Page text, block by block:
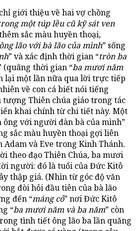
giới thiệu về hai vợ chồng
một túp lều cũ kỹ sát ven
sắc màu huyền thoại,
ông lão với bà lão của mình” sống
” và xác định thời gian “tròn ba
(quãng thời gian “ba mươi năm
lại một lần nữa qua lời trực tiếp
về con cá biết nói tiếng
Thiên chúa giáo trong tác
khai chính từ chi tiết này. Một
với người đàn bà của mình”
sắc màu huyền thoại gợi liên
và Eve trong Kinh Thánh.
theo đạo Thiên Chúa, ba mươi
người: đó là tuổi của Đức Kitô
thập giá. (Nhìn từ góc độ văn
đòi hỏi đầu tiên của bà lão
đến “máng cỏ” nơi Đức Kitô
“ba mươi năm và ba năm” còn
tình tiết ông lão ba lần quăng